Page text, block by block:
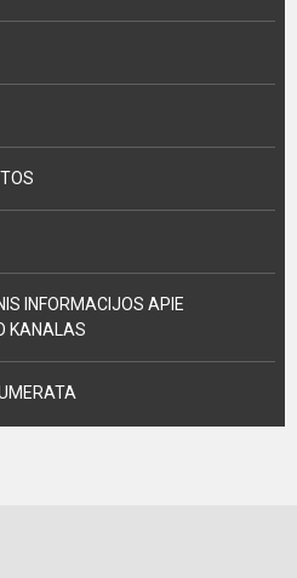
INFORMACIJOS APIE
KANALAS